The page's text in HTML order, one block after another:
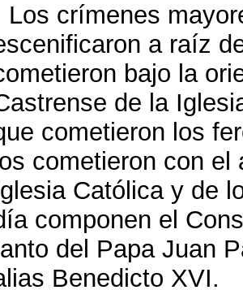
Los crímenes
a raíz
bajo la
de la
cometieron los
los cometieron con
Católica y de
componen el
del Papa Juan
Benedicto XVI.